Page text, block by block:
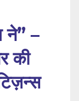
ने” –
की